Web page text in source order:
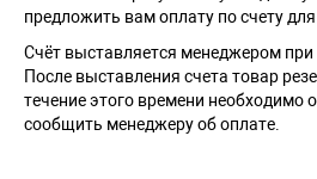
предложить вам оплату по счету
Счёт выставляется менеджером при
После выставления счета товар
течение этого времени необходимо
сообщить менеджеру об оплате.